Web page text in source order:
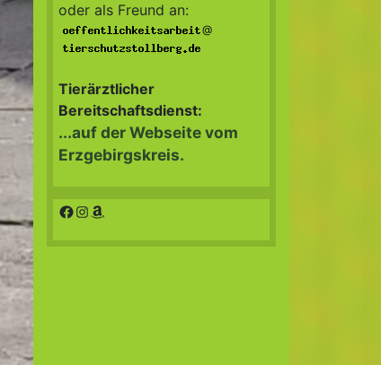
oder als Freund an:
@
Tierärztlicher
Bereitschaftsdienst:
...auf der Webseite vom
Erzgebirgskreis.
Facebook
Instagram
Amazon